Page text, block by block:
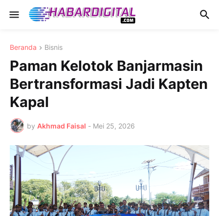
Beranda Bisnis
Paman Kelotok Banjarmasin
Bertransformasi Jadi Kapten
Kapal
by Akhmad Faisal - Mei 25, 2026